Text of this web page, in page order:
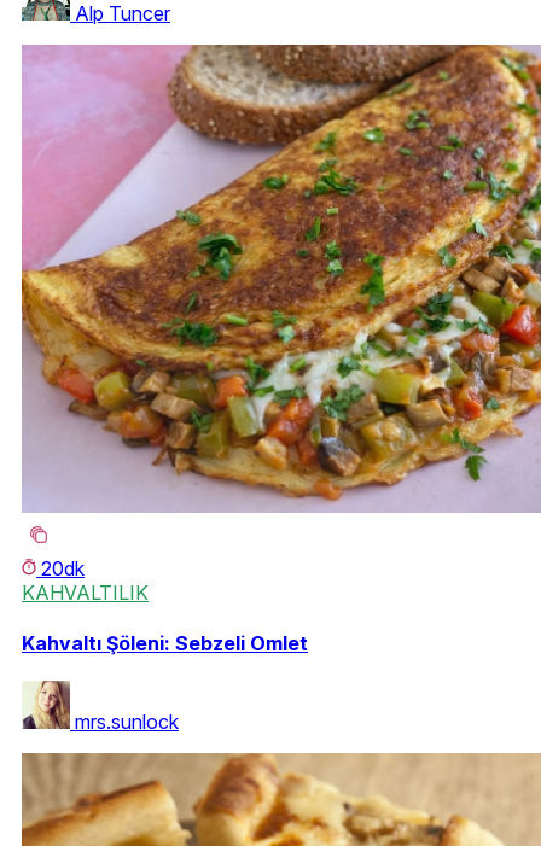
Alp Tuncer
20dk
KAHVALTILIK
Kahvaltı Şöleni: Sebzeli Omlet
mrs.sunlock